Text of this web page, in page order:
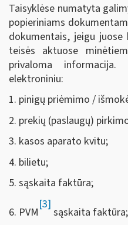
Taisyklėse numatyta
popieriniams
dokumentais, jeigu
teisės aktuose
privaloma
elektroniniu:
1. pinigų priėmimo /
2. prekių (paslaugų)
3. kasos aparato kvitu;
4. bilietu;
5. sąskaita faktūra;
6. PVM
[3]
sąskaita faktūra;